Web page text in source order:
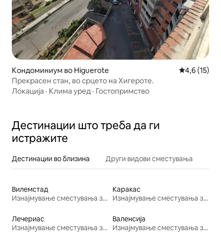
Кондоминиум во Higuerote Просечна
4,6 (15)
Прекрасен стан, во срцето на Хигероте.
Локација · Клима уред · Гостопримство
Дестинации што треба да ги
истражите
Дестинации во близина Други видови сместувања
Вилемстад
Изнајмување сместувања за одмор
Каракас
Изнајмување сместувања за одмор
Лечериас
Изнајмување сместувања за одмор
Валенсија
Изнајмување сместувања за одмор